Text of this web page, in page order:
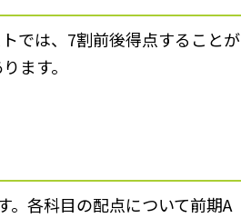
では、7割前後得点することが
ます。
。各科目の配点について前期A